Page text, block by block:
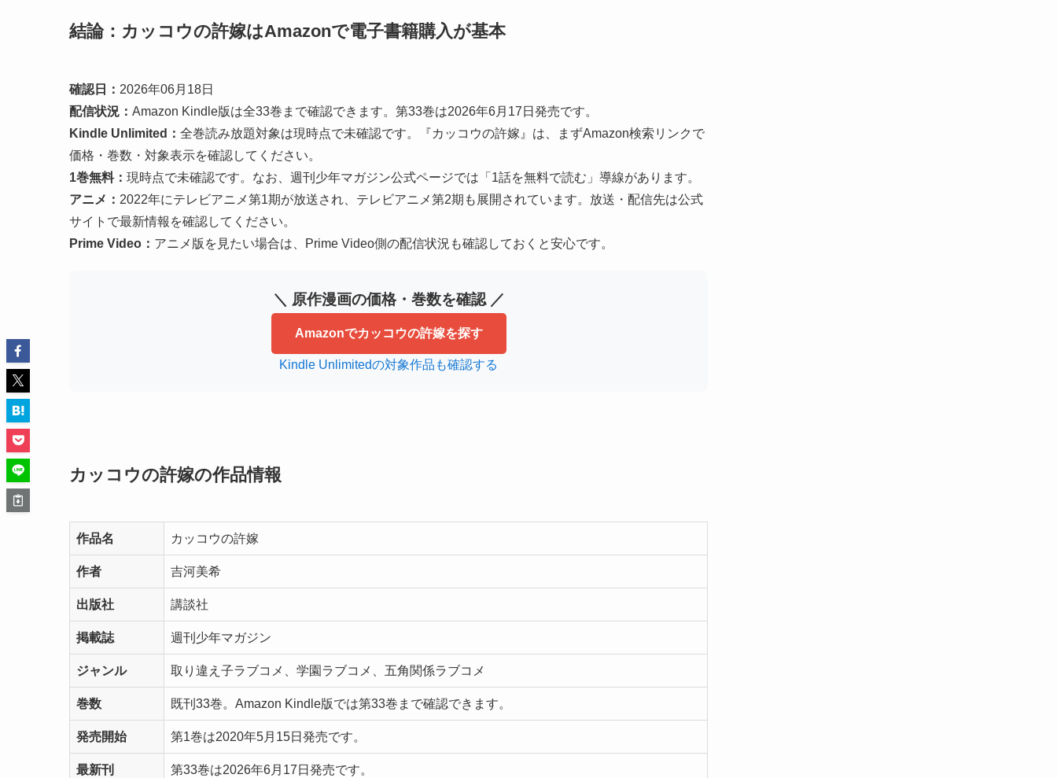
結論：カッコウの許嫁はAmazonで電子書籍購入が基本
確認日： 2026年06月18日
配信状況： Amazon Kindle版は全33巻まで確認できます。第33巻は2026年6月17日発売です。
Kindle Unlimited： 全巻読み放題対象は現時点で未確認です。『カッコウの許嫁』は、まずAmazon検索リンクで
価格・巻数・対象表示を確認してください。
1巻無料： 現時点で未確認です。なお、週刊少年マガジン公式ページでは「1話を無料で読む」導線があります。
アニメ： 2022年にテレビアニメ第1期が放送され、テレビアニメ第2期も展開されています。放送・配信先は公式
サイトで最新情報を確認してください。
Prime Video： アニメ版を見たい場合は、Prime Video側の配信状況も確認しておくと安心です。
＼ 原作漫画の価格・巻数を確認 ／
Amazonでカッコウの許嫁を探す
Kindle Unlimitedの対象作品も確認する
カッコウの許嫁の作品情報
作品名 カッコウの許嫁
作者 吉河美希
出版社 講談社
掲載誌 週刊少年マガジン
ジャンル 取り違え子ラブコメ、学園ラブコメ、五角関係ラブコメ
巻数 既刊33巻。Amazon Kindle版では第33巻まで確認できます。
発売開始 第1巻は2020年5月15日発売です。
最新刊 第33巻は2026年6月17日発売です。